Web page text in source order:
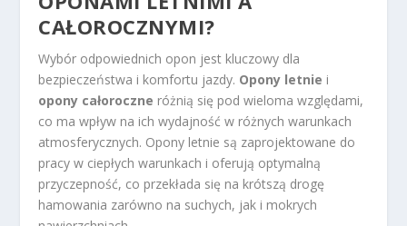
CAŁOROCZNYMI?
Wybór odpowiednich opon jest kluczowy dla
bezpieczeństwa i komfortu jazdy. Opony letnie i
opony całoroczne różnią się pod wieloma względami,
co ma wpływ na ich wydajność w różnych warunkach
atmosferycznych. Opony letnie są zaprojektowane do
pracy w ciepłych warunkach i oferują optymalną
przyczepność, co przekłada się na krótszą drogę
hamowania zarówno na suchych, jak i mokrych